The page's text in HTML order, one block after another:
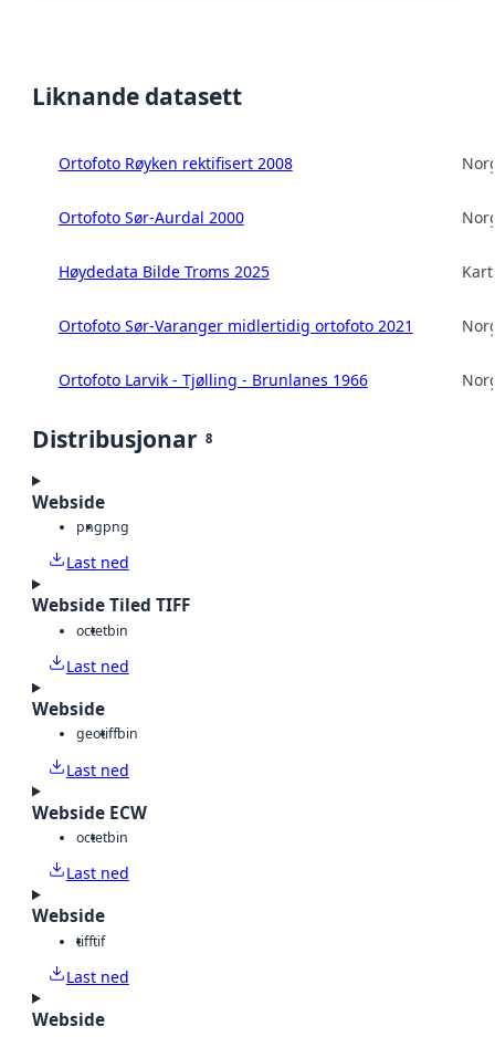
Liknande datasett
Ortofoto Røyken rektifisert 2008
Ortofoto Sør-Aurdal 2000
Høydedata Bilde Troms 2025
Ortofoto Sør-Varanger midlertidig ortofoto 2021
Ortofoto Larvik - Tjølling - Brunlanes 1966
Distribusjonar 8
Webside
pngpng
Last ned
Webside Tiled TIFF
octetbin
Last ned
Webside
geotiffbin
Last ned
Webside ECW
octetbin
Last ned
Webside
tifftif
Last ned
Webside